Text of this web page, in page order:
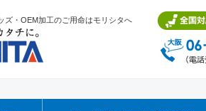
ズ・OEM加工のご用命はモリシタへ